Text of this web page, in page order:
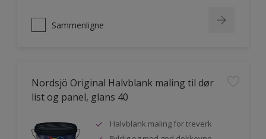
Sammenligne
Nordsjö Original Halvblank maling til dør
list og panel, glans 40
Halvblank maling for treverk